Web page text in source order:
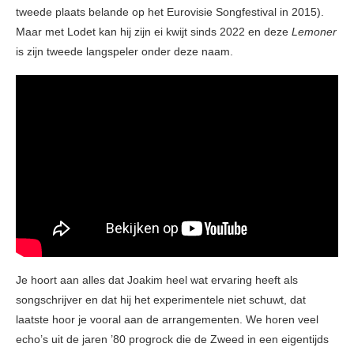
tweede plaats belande op het Eurovisie Songfestival in 2015).
Maar met Lodet kan hij zijn ei kwijt sinds 2022 en deze Lemoner
is zijn tweede langspeler onder deze naam.
Je hoort aan alles dat Joakim heel wat ervaring heeft als
songschrijver en dat hij het experimentele niet schuwt, dat
laatste hoor je vooral aan de arrangementen. We horen veel
echo’s uit de jaren ’80 progrock die de Zweed in een eigentijds